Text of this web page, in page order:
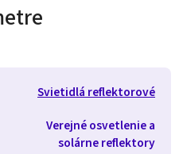
Svietidlá reflektorové
Verejné osvetlenie a
solárne reflektory